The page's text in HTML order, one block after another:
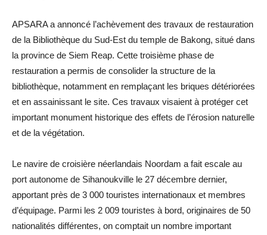
APSARA a annoncé l’achèvement des travaux de restauration
de la Bibliothèque du Sud-Est du temple de Bakong, situé dans
la province de Siem Reap. Cette troisième phase de
restauration a permis de consolider la structure de la
bibliothèque, notamment en remplaçant les briques détériorées
et en assainissant le site. Ces travaux visaient à protéger cet
important monument historique des effets de l’érosion naturelle
et de la végétation.
Le navire de croisière néerlandais Noordam a fait escale au
port autonome de Sihanoukville le 27 décembre dernier,
apportant près de 3 000 touristes internationaux et membres
d’équipage. Parmi les 2 009 touristes à bord, originaires de 50
nationalités différentes, on comptait un nombre important